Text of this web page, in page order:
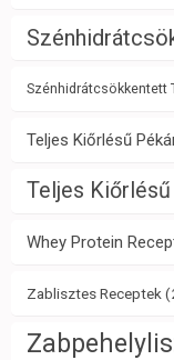
Szénhidrátcsökkentett
Teljes Kiőrlésű
Teljes
Whey Protein
Zablisztes Receptek